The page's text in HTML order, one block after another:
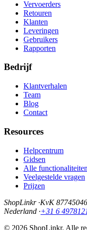
Vervoerders
Retouren
Klanten
Leveringen
Gebruikers
Rapporten
Bedrijf
Klantverhalen
Team
Blog
Contact
Resources
Helpcentrum
Gidsen
Alle functionaliteiten
Veelgestelde vragen
Prijzen
ShopLinkr ·KvK 87745046
Nederland ·+31 6
© 2026 ShopLinkr. Alle